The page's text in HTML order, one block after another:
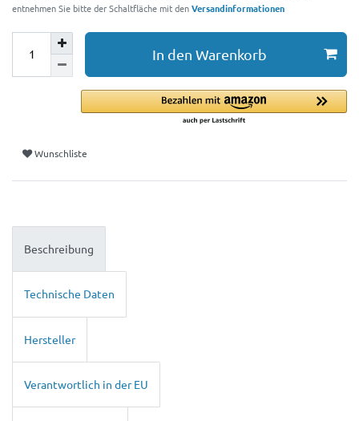
entnehmen Sie bitte der Schaltfläche mit denVersandinformationen
In den Warenkorb
Wunschliste
Beschreibung
Technische Daten
Hersteller
Verantwortlich in der EU